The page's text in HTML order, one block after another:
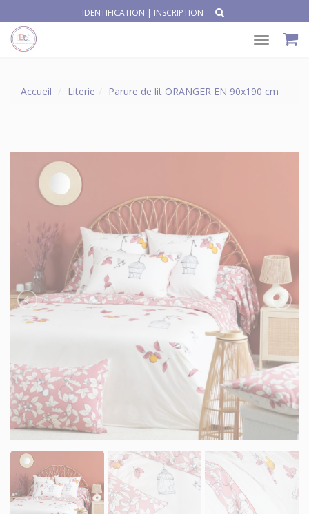
IDENTIFICATION | INSCRIPTION
Toggle
Accueil Literie Parure de lit ORANGER EN 90x190 cm